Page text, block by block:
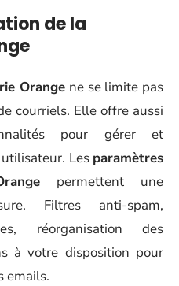
de la
Orange ne se limite pas
courriels. Elle offre aussi
pour gérer et
Les paramètres
permettent une
Filtres anti-spam,
réorganisation des
à votre disposition pour
emails.